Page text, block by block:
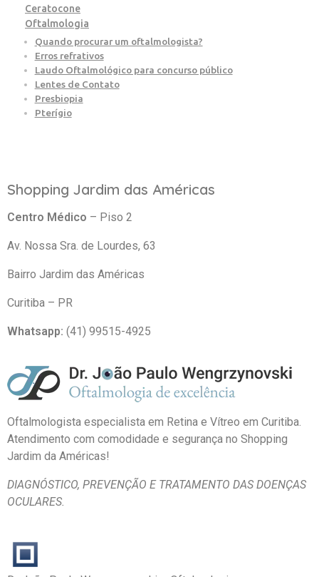
Ceratocone
Oftalmologia
Quando procurar um oftalmologista?
Erros refrativos
Laudo Oftalmológico para concurso público
Lentes de Contato
Presbiopia
Pterígio
Shopping Jardim das Américas
Centro Médico – Piso 2
Av. Nossa Sra. de Lourdes, 63
Bairro Jardim das Américas
Curitiba – PR
Whatsapp: (41) 99515-4925
Oftalmologista especialista em Retina e Vítreo em Curitiba.
Atendimento com comodidade e segurança no Shopping
Jardim da Américas!
DIAGNÓSTICO, PREVENÇÃO E TRATAMENTO DAS DOENÇAS
OCULARES.